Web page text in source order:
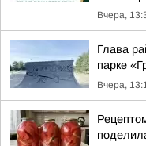
Вчера,
Глава
парке
Вчера,